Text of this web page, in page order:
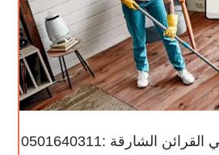
الشارقة :0501640311